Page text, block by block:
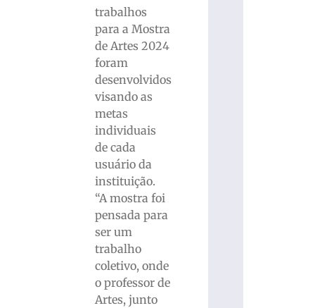
trabalhos
para a Mostra
de Artes 2024
foram
desenvolvidos
visando as
metas
individuais
de cada
usuário da
instituição.
“A mostra foi
pensada para
ser um
trabalho
coletivo, onde
o professor de
Artes, junto